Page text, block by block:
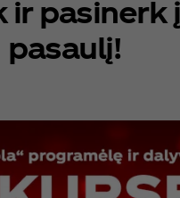
ir pasinerk
pasaulį!